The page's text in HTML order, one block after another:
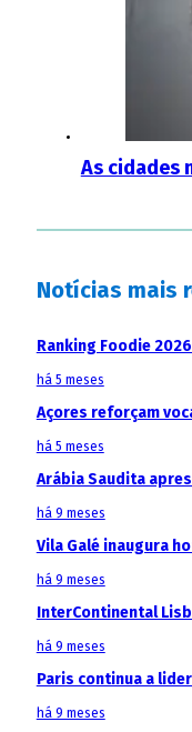
As cidades
Notícias mais
Ranking Foodie
há 5 meses
Açores reforçam
há 5 meses
Arábia Saudita
há 9 meses
Vila Galé inaugura
há 9 meses
InterContinental
há 9 meses
Paris continua a
há 9 meses